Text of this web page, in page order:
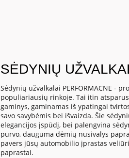
SĖDYNIŲ
Sėdynių užvalkalai PERFORMACNE -
populiariausių rinkoje. Tai itin
gaminys, gaminamas iš ypatingai
savo savybėmis bei išvaizda. Šie
elegancijos įspūdį, bei palengvina
purvo, dauguma dėmių nusivalys
pavers jūsų automobilio įprastas
paprastai.